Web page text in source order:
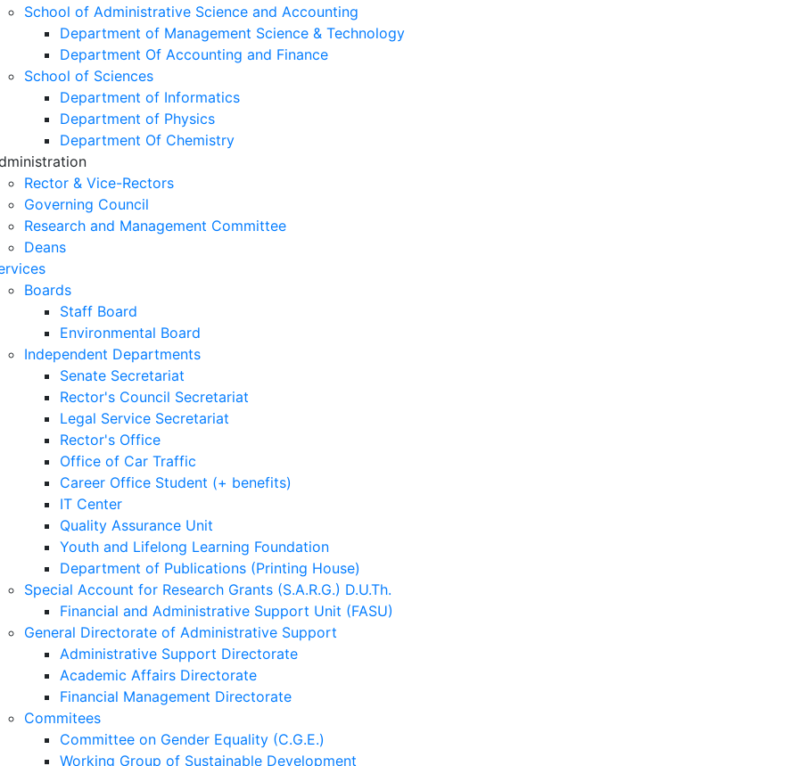
School of Administrative Science and Accounting
Department of Management Science & Technology
Department Of Accounting and Finance
School of Sciences
Department of Informatics
Department of Physics
Department Of Chemistry
Rector & Vice-Rectors
Governing Council
Research and Management Committee
Deans
Boards
Staff Board
Environmental Board
Independent Departments
Senate Secretariat
Rector's Council Secretariat
Legal Service Secretariat
Rector's Office
Office of Car Traffic
Career Office Student (+ benefits)
IT Center
Quality Assurance Unit
Youth and Lifelong Learning Foundation
Department of Publications (Printing House)
Special Account for Research Grants (S.A.R.G.) D.U.Th.
Financial and Administrative Support Unit (FASU)
General Directorate of Administrative Support
Administrative Support Directorate
Academic Affairs Directorate
Financial Management Directorate
Commitees
Committee on Gender Equality (C.G.E.)
Working Group of Sustainable Development